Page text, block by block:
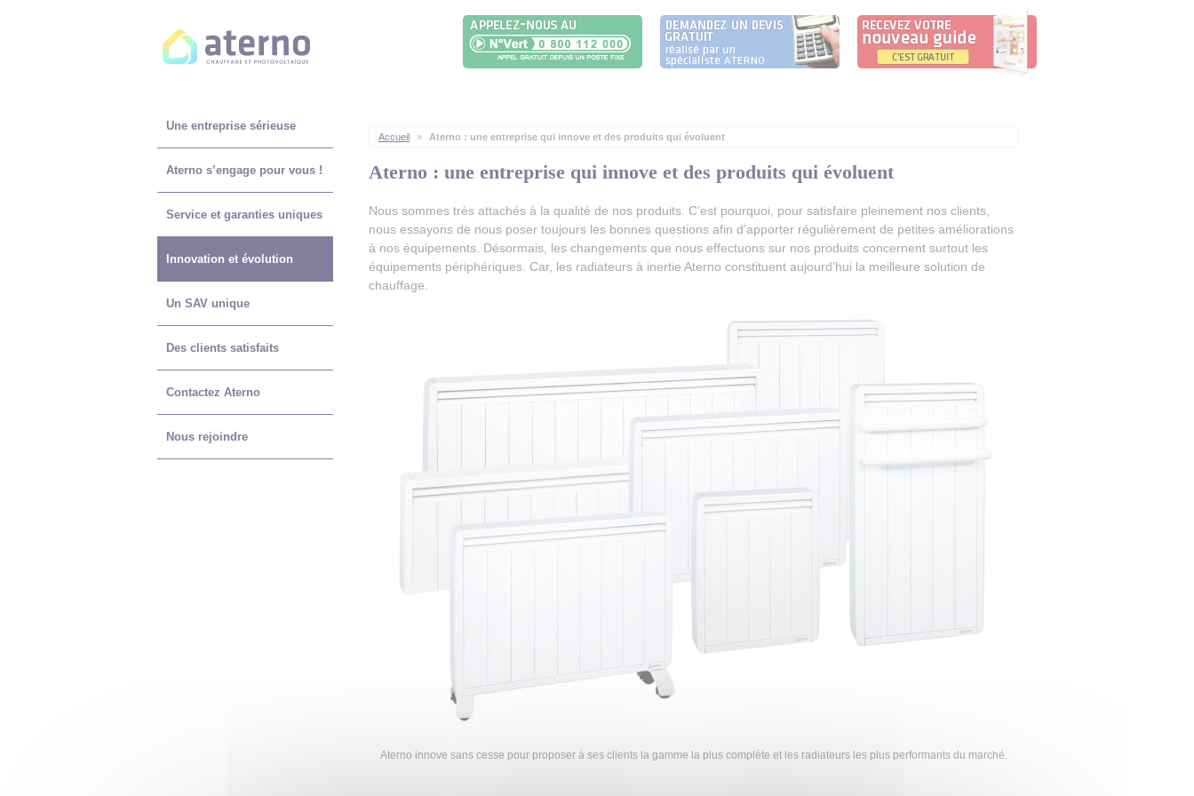
Une entreprise sérieuse
Aterno s’engage pour vous !
Service et garanties uniques
Innovation et évolution
Un SAV unique
Des clients satisfaits
Contactez Aterno
Nous rejoindre
Accueil » Aterno : une entreprise qui innove et des produits qui évoluent
Aterno : une entreprise qui innove et des produits qui évoluent
Nous sommes très attachés à la qualité de nos produits. C’est pourquoi, pour satisfaire pleinement nos clients,
nous essayons de nous poser toujours les bonnes questions afin d’apporter régulièrement de petites améliorations
à nos équipements. Désormais, les changements que nous effectuons sur nos produits concernent surtout les
équipements périphériques. Car, les radiateurs à inertie Aterno constituent aujourd’hui la meilleure solution de
chauffage.
Aterno innove sans cesse pour proposer à ses clients la gamme la plus complète et les radiateurs les plus performants du marché.